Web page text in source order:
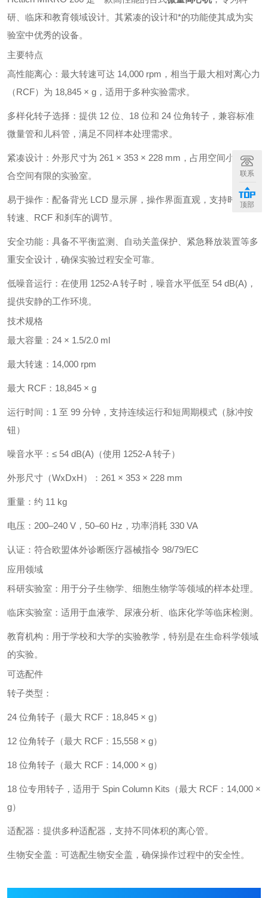
研、临床和教育领域设计。其紧凑的设计和*的功能使其成为实
验室中优秀的设备。
主要特点
高性能离心：最大转速可达 14,000 rpm，相当于最大相对离心力
（RCF）为 18,845 × g，适用于多种实验需求。
多样化转子选择：提供 12 位、18 位和 24 位角转子，兼容标准
微量管和儿科管，满足不同样本处理需求。
紧凑设计：外形尺寸为 261 × 353 × 228 mm，占用空间小，适
合空间有限的实验室。
易于操作：配备背光 LCD 显示屏，操作界面直观，支持时间、
转速、RCF 和刹车的调节。
安全功能：具备不平衡监测、自动关盖保护、紧急释放装置等多
重安全设计，确保实验过程安全可靠。
低噪音运行：在使用 1252-A 转子时，噪音水平低至 54 dB(A)，
提供安静的工作环境。
技术规格
最大容量：24 × 1.5/2.0 ml
最大转速：14,000 rpm
最大 RCF：18,845 × g
运行时间：1 至 99 分钟，支持连续运行和短周期模式（脉冲按
钮）
噪音水平：≤ 54 dB(A)（使用 1252-A 转子）
外形尺寸（WxDxH）：261 × 353 × 228 mm
重量：约 11 kg
电压：200–240 V，50–60 Hz，功率消耗 330 VA
认证：符合欧盟体外诊断医疗器械指令 98/79/EC
应用领域
科研实验室：用于分子生物学、细胞生物学等领域的样本处理。
临床实验室：适用于血液学、尿液分析、临床化学等临床检测。
教育机构：用于学校和大学的实验教学，特别是在生命科学领域
的实验。
可选配件
转子类型：
24 位角转子（最大 RCF：18,845 × g）
12 位角转子（最大 RCF：15,558 × g）
18 位角转子（最大 RCF：14,000 × g）
18 位专用转子，适用于 Spin Column Kits（最大 RCF：14,000 ×
g）
适配器：提供多种适配器，支持不同体积的离心管。
生物安全盖：可选配生物安全盖，确保操作过程中的安全性。
联系
顶部